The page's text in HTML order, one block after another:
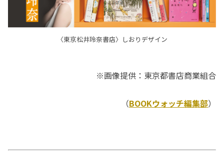
〈東京松井玲奈書店〉しおりデザイン
※画像提供：東京都書店商業組合
（BOOKウォッチ編集部）